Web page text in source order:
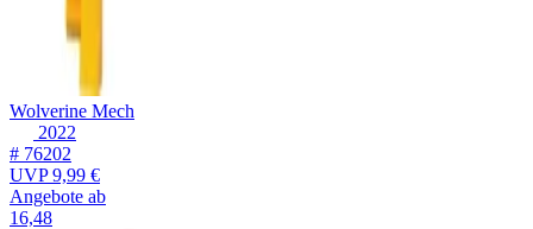
Wolverine Mech
2022
# 76202
UVP9,99 €
Angebote ab
16,48